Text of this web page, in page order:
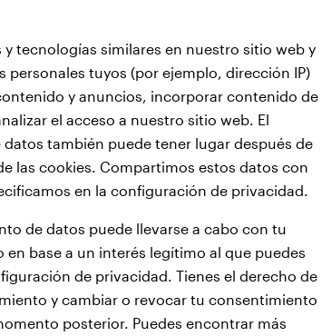
y tecnologías similares en nuestro sitio web y
personales tuyos (por ejemplo, dirección IP)
y anuncios, incorporar contenido de
el acceso a nuestro sitio web. El
también puede tener lugar después de
las cookies. Compartimos estos datos con
en la configuración de privacidad.
de datos puede llevarse a cabo con tu
base a un interés legítimo al que puedes
de privacidad. Tienes el derecho de
y cambiar o revocar tu consentimiento
posterior. Puedes encontrar más